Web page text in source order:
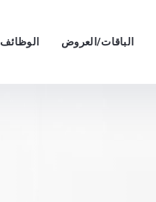
الباقات/العروض الوظائف